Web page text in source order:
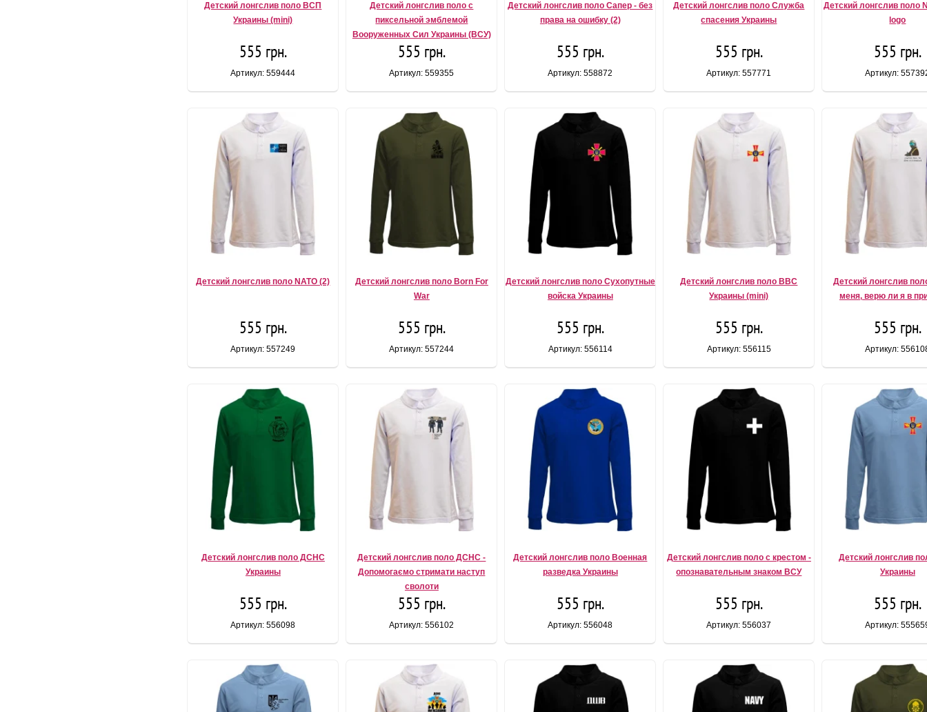
Детский лонгслив поло ВСП
Украины (mini)
555 грн.
Артикул: 559444
Детский лонгслив поло с
пиксельной эмблемой
Вооруженных Сил Украины (ВСУ)
555 грн.
Артикул: 559355
Детский лонгслив поло Сапер - без
права на ошибку (2)
555 грн.
Артикул: 558872
Детский лонгслив поло Служба
спасения Украины
555 грн.
Артикул: 557771
Детский лонгслив поло
logo
555 грн.
Артикул:
Детский лонгслив поло NATO (2)
555 грн.
Артикул: 557249
Детский лонгслив поло Born For
War
555 грн.
Артикул: 557244
Детский лонгслив поло Сухопутные
войска Украины
555 грн.
Артикул: 556114
Детский лонгслив поло ВВС
Украины (mini)
555 грн.
Артикул: 556115
Детский лонгслив
меня, верю ли я в
555 грн.
Артикул:
Детский лонгслив поло ДСНС
Украины
555 грн.
Артикул: 556098
Детский лонгслив поло ДСНС -
Допомогаємо стримати наступ
сволоти
555 грн.
Артикул: 556102
Детский лонгслив поло Военная
разведка Украины
555 грн.
Артикул: 556048
Детский лонгслив поло с крестом -
опознавательным знаком ВСУ
555 грн.
Артикул: 556037
Детский лонгслив
Украины
555 грн.
Артикул: